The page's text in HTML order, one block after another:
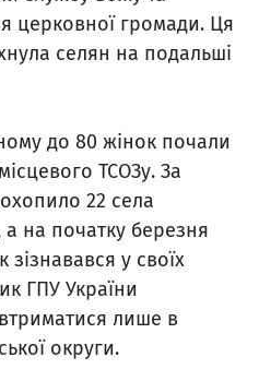
церковної громади. Ця
селян на подальші
до 80 жінок почали
ТСОЗу. За
22 села
на початку березня
зізнавався у своїх
ГПУ України
лише в
округи.